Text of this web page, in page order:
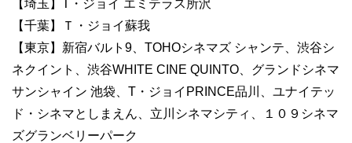
【埼玉】T・ジョイ エミテラス所沢
【千葉】Ｔ・ジョイ蘇我
【東京】新宿バルト9、TOHOシネマズ シャンテ、渋谷シ
ネクイント、渋谷WHITE CINE QUINTO、グランドシネマ
サンシャイン 池袋、T・ジョイPRINCE品川、ユナイテッ
ド・シネマとしまえん、立川シネマシティ、１０９シネマ
ズグランベリーパーク